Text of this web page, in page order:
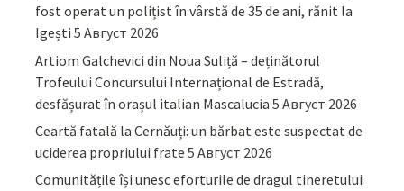
fost operat un polițist în vârstă de 35 de ani, rănit la
Igești 5 Август 2026
Artiom Galchevici din Noua Suliță – deținătorul
Trofeului Concursului Internațional de Estradă,
desfășurat în orașul italian Mascalucia 5 Август 2026
Ceartă fatală la Cernăuți: un bărbat este suspectat de
uciderea propriului frate 5 Август 2026
Comunitățile își unesc eforturile de dragul tineretului